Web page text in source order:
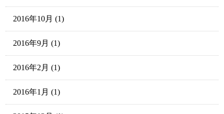
2016年10月 (1)
2016年9月 (1)
2016年2月 (1)
2016年1月 (1)